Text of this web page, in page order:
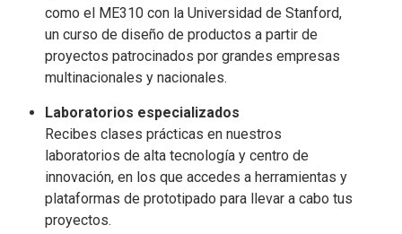
como el ME310 con la Universidad de Stanford,
un curso de diseño de productos a partir de
proyectos patrocinados por grandes empresas
multinacionales y nacionales.
Laboratorios especializados
Recibes clases prácticas en nuestros
laboratorios de alta tecnología y centro de
innovación, en los que accedes a herramientas y
plataformas de prototipado para llevar a cabo tus
proyectos.